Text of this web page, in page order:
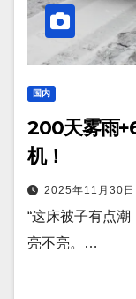
国内
200天雾雨
机！
2025年11月30日
“这床被子有点潮
亮不亮。…